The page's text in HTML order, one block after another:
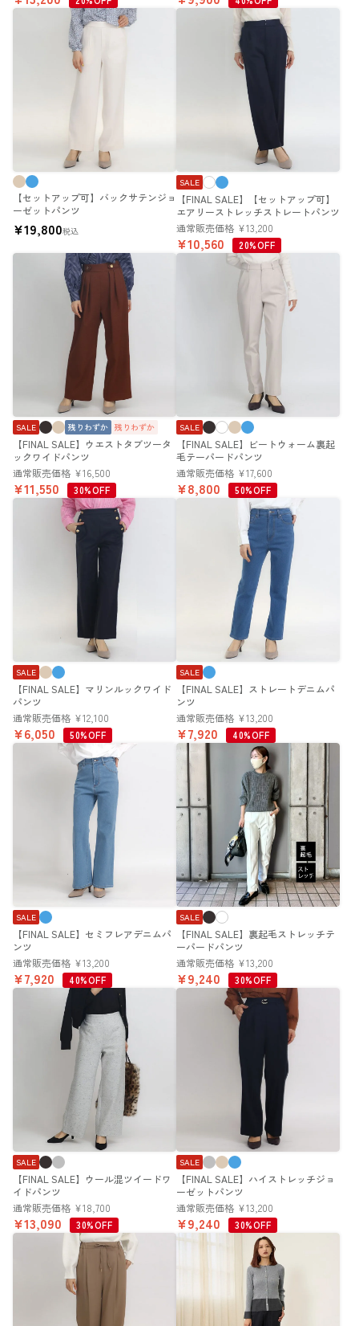
【セットアップ可】バックサテンジョ
ーゼットパンツ
¥19,800税込
【FINAL SALE】【セットアップ可】
エアリーストレッチストレートパンツ
SALE
通常販売価格 ¥13,200
¥10,560 20%OFF
【FINAL SALE】ウエストタブツータ
ックワイドパンツ
SALE 残りわずか 残りわずか
通常販売価格 ¥16,500
¥11,550 30%OFF
【FINAL SALE】ビートウォーム裏起
毛テーパードパンツ
SALE
通常販売価格 ¥17,600
¥8,800 50%OFF
【FINAL SALE】マリンルックワイド
パンツ
SALE
通常販売価格 ¥12,100
¥6,050 50%OFF
【FINAL SALE】ストレートデニムパ
ンツ
SALE
通常販売価格 ¥13,200
¥7,920 40%OFF
【FINAL SALE】セミフレアデニムパ
ンツ
SALE
通常販売価格 ¥13,200
¥7,920 40%OFF
【FINAL SALE】裏起毛ストレッチテ
ーパードパンツ
SALE
通常販売価格 ¥13,200
¥9,240 30%OFF
【FINAL SALE】ウール混ツイードワ
イドパンツ
SALE
通常販売価格 ¥18,700
¥13,090 30%OFF
【FINAL SALE】ハイストレッチジョ
ーゼットパンツ
SALE
通常販売価格 ¥13,200
¥9,240 30%OFF